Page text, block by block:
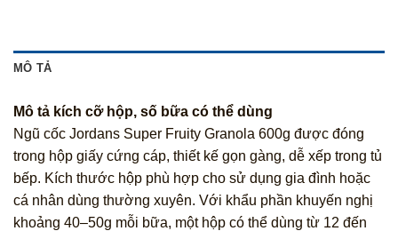
MÔ TẢ
Mô tả kích cỡ hộp, số bữa có thể dùng
Ngũ cốc Jordans Super Fruity Granola 600g được đóng
trong hộp giấy cứng cáp, thiết kế gọn gàng, dễ xếp trong tủ
bếp. Kích thước hộp phù hợp cho sử dụng gia đình hoặc
cá nhân dùng thường xuyên. Với khẩu phần khuyến nghị
khoảng 40–50g mỗi bữa, một hộp có thể dùng từ 12 đến